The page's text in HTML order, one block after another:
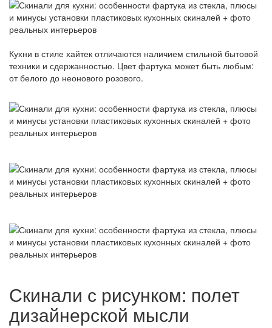
Кухни в стиле хайтек отличаются наличием стильной бытовой
техники и сдержанностью. Цвет фартука может быть любым:
от белого до неонового розового.
Скинали с рисунком: полет
дизайнерской мысли